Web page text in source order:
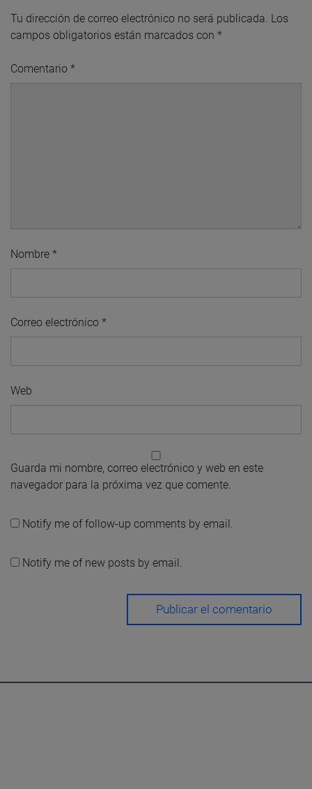
Tu dirección de correo electrónico no será publicada. Los
campos obligatorios están marcados con *
Comentario *
Nombre *
Correo electrónico *
Web
Guarda mi nombre, correo electrónico y web en este
navegador para la próxima vez que comente.
Notify me of follow-up comments by email.
Notify me of new posts by email.